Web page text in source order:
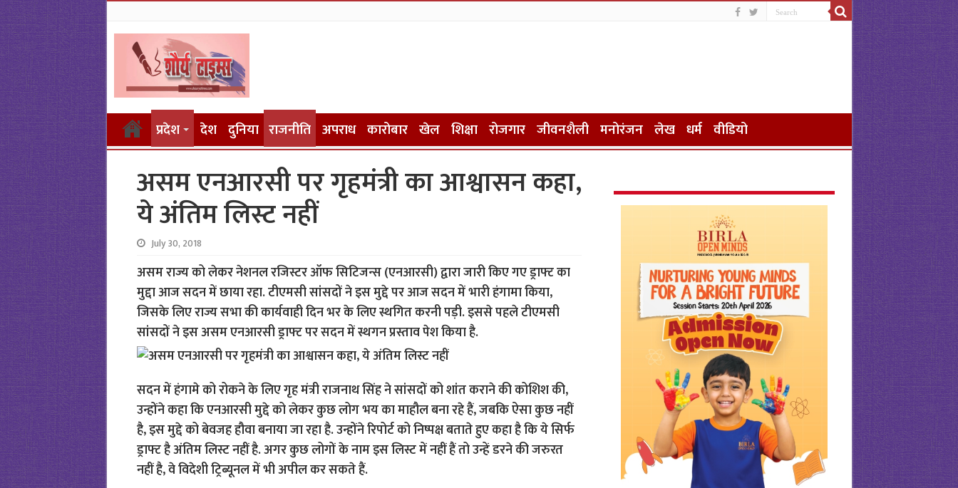
प्रदेश देश दुनिया राजनीति अपराध कारोबार खेल शिक्षा रोजगार जीवनशैली मनोरंजन लेख धर्म वीडियो
असम एनआरसी पर गृहमंत्री का आश्वासन कहा,
ये अंतिम लिस्ट नहीं
July 30, 2018
असम राज्य को लेकर नेशनल रजिस्टर ऑफ सिटिजन्स (एनआरसी) द्वारा जारी किए गए ड्राफ्ट का
मुद्दा आज सदन में छाया रहा. टीएमसी सांसदों ने इस मुद्दे पर आज सदन में भारी हंगामा किया,
जिसके लिए राज्य सभा की कार्यवाही दिन भर के लिए स्थगित करनी पड़ी. इससे पहले टीएमसी
सांसदों ने इस असम एनआरसी ड्राफ्ट पर सदन में स्थगन प्रस्ताव पेश किया है.
सदन में हंगामे को रोकने के लिए गृह मंत्री राजनाथ सिंह ने सांसदों को शांत कराने की कोशिश की,
उन्होंने कहा कि एनआरसी मुद्दे को लेकर कुछ लोग भय का माहौल बना रहे हैं, जबकि ऐसा कुछ नहीं
है, इस मुद्दे को बेवजह हौवा बनाया जा रहा है. उन्होंने रिपोर्ट को निष्पक्ष बताते हुए कहा है कि ये सिर्फ
ड्राफ्ट है अंतिम लिस्ट नहीं है. अगर कुछ लोगों के नाम इस लिस्ट में नहीं हैं तो उन्हें डरने की जरुरत
नहीं है, वे विदेशी ट्रिब्यूनल में भी अपील कर सकते हैं.